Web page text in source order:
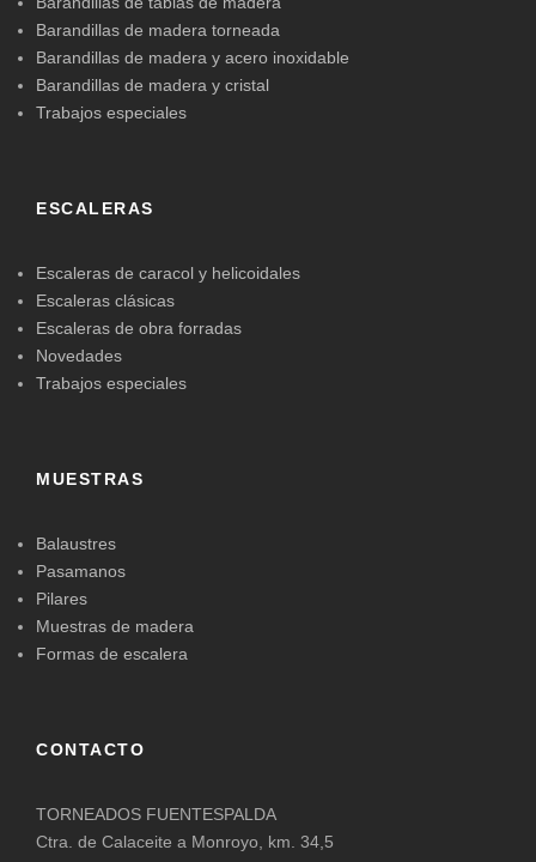
Barandillas de madera torneada
Barandillas de madera y acero inoxidable
Barandillas de madera y cristal
Trabajos especiales
ESCALERAS
Escaleras de caracol y helicoidales
Escaleras clásicas
Escaleras de obra forradas
Novedades
Trabajos especiales
MUESTRAS
Balaustres
Pasamanos
Pilares
Muestras de madera
Formas de escalera
CONTACTO
TORNEADOS FUENTESPALDA
Ctra. de Calaceite a Monroyo, km. 34,5